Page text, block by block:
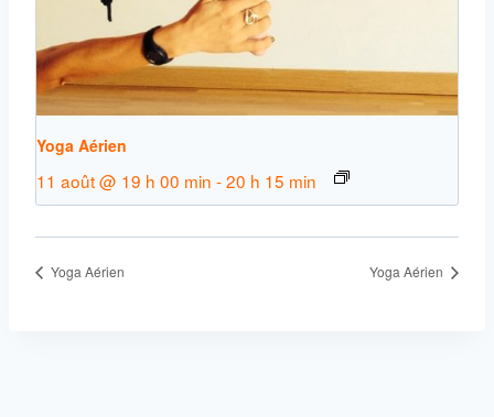
Yoga Aérien
11 août @ 19 h 00 min -20 h 15 min
Yoga Aérien Yoga Aérien